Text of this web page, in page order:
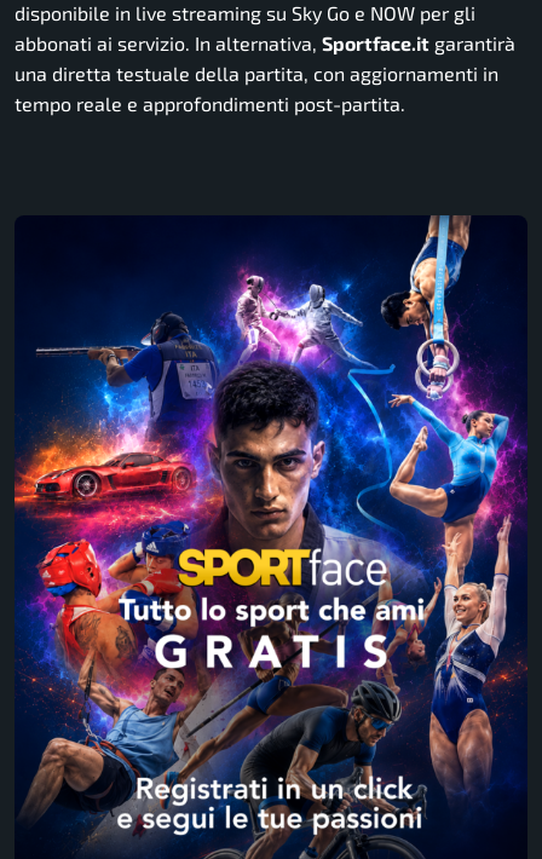
disponibile in live streaming su Sky Go e NOW per gli
abbonati ai servizio. In alternativa, Sportface.it garantirà
una diretta testuale della partita, con aggiornamenti in
tempo reale e approfondimenti post-partita.